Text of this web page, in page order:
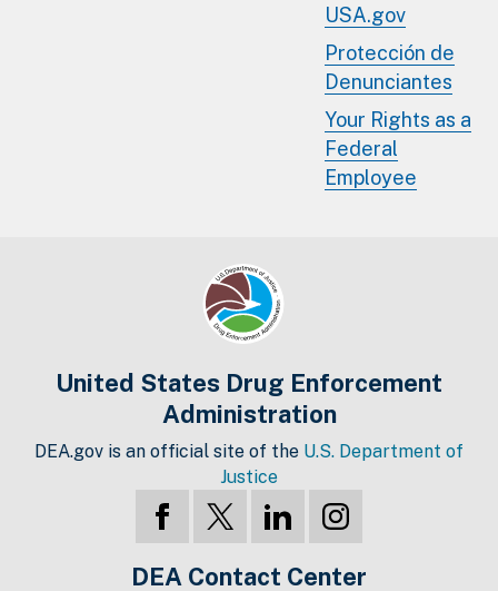
USA.gov
Protección de
Denunciantes
Your Rights as a
Federal
Employee
United States Drug Enforcement
Administration
DEA.gov is an official site of the U.S. Department of
Justice
DEA Contact Center